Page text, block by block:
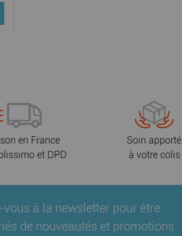
en France
et DPD
Soin apporté
à votre colis
vous à la newsletter pour être
de nouveautés et promotions